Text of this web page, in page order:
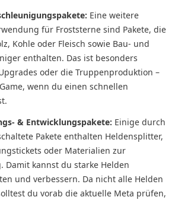
Eine weitere
für Froststerne sind Pakete, die
Kohle oder Fleisch sowie Bau- und
enthalten. Das ist besonders
oder die Truppenproduktion –
wenn du einen schnellen
& Entwicklungspakete: Einige durch
Pakete enthalten Heldensplitter,
oder Materialien zur
Damit kannst du starke Helden
und verbessern. Da nicht alle Helden
du vorab die aktuelle Meta prüfen,